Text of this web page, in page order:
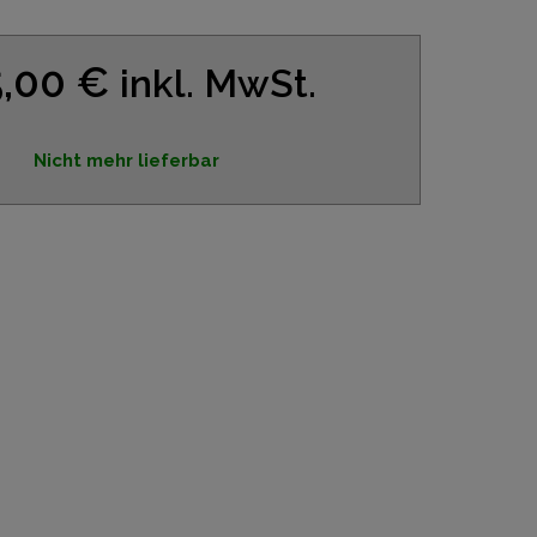
€ inkl. MwSt.
Nicht mehr lieferbar